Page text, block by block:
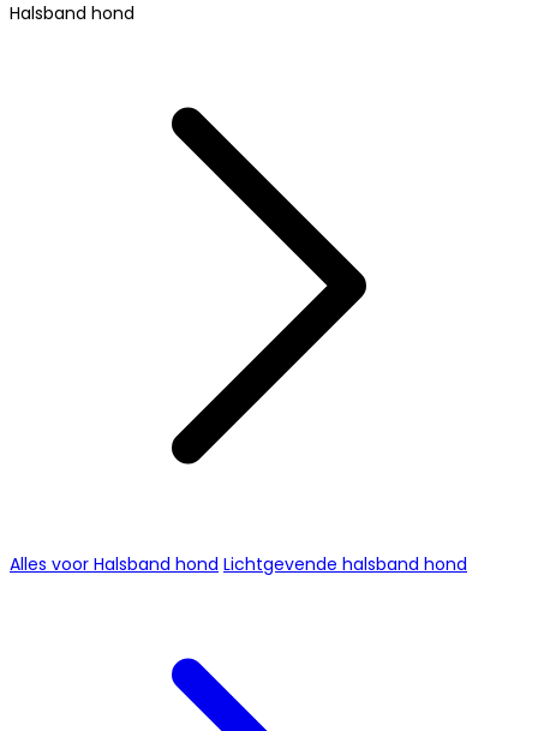
Halsband hond
Alles voor Halsband hond Lichtgevende halsband hond